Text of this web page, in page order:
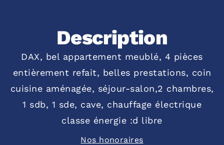
Description
DAX, bel appartement meublé, 4 pièces
entièrement refait, belles prestations, coin
cuisine aménagée, séjour-salon,2 chambres,
1 sdb, 1 sde, cave, chauffage électrique
classe énergie :d libre
Nos honoraires